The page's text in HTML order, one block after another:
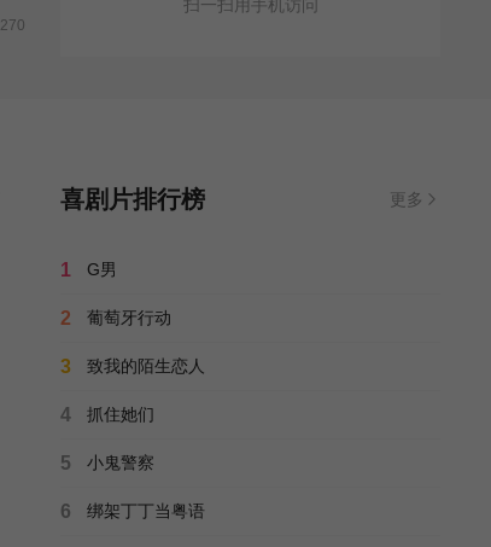
270
扫一扫用手机访问
喜剧片排行榜 更多
1 G男
2 葡萄牙行动
3 致我的陌生恋人
4 抓住她们
5 小鬼警察
6 绑架丁丁当粤语